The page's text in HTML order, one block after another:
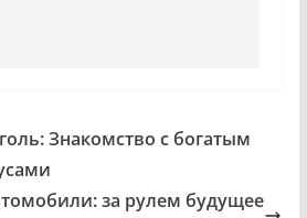
Знакомство с богатым
за рулем будущее